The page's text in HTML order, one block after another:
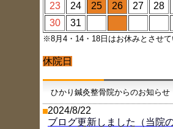
23
24 25 26 27 28
30
31
※8月4・14・18日はお休みとさせ
休院日
ひかり鍼灸整骨院からのお知らせ
2024/8/22
ブログ更新しました（当院